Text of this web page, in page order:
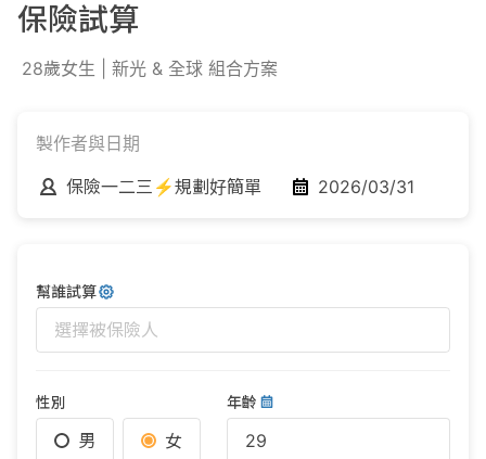
保險試算
28歲女生 | 新光 & 全球 組合方案
製作者與日期
保險一二三⚡規劃好簡單
2026/03/31
幫誰試算
選擇被保險人
性別
男 女
年齡